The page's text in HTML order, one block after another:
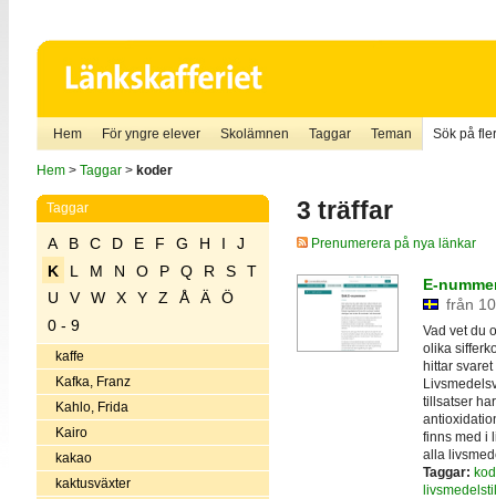
Hem För yngre elever Skolämnen Taggar Teman Sök på
Hem> Taggar> koder
Taggar
A B C D E F G H I
J
K
L M N O P Q R S
T
U
V W X Y Z Å Ä
Ö
0 - 9
kaffe
Kafka, Franz
Kahlo, Frida
Kairo
kakao
kaktusväxter
3 träffar
Prenumerera på nya länkar
E-
från
Vad vet du
olika
hittar
tillsatser
finns med i
alla
Taggar: